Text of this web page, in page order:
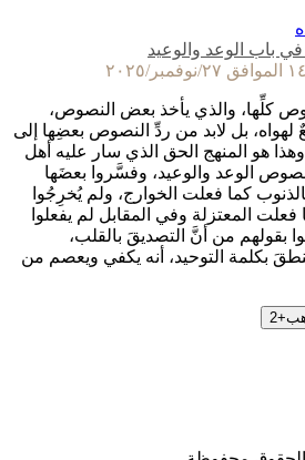
باب الوعد والوعيد
كلِّها، والذي يأخذ بعض النصوص،
لهواه، بل لابد من ردِّ النصوص بعضِها إلى
هو المنهج الحق الذي سار عليه أهل
نصوص الوعد والوعيد، وفسَّروا بعضَها
كما فعلت الخوارج، ولم يُخرِجُوا
المعتزلة وفي المقابل لم يفعلوا
بقولهم من أنَّ التصديقَ بالقلب،
بكلمة التوحيد، أنه يكفي ويعصم من
+
2